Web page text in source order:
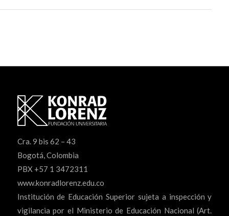
Cra. 9 bis 62 – 43
Bogotá, Colombia
PBX +57 1 3472311
www.konradlorenz.edu.co
Institución de Educación Superior sujeta a inspección y
vigilancia por el Ministerio de Educación Nacional (Art.